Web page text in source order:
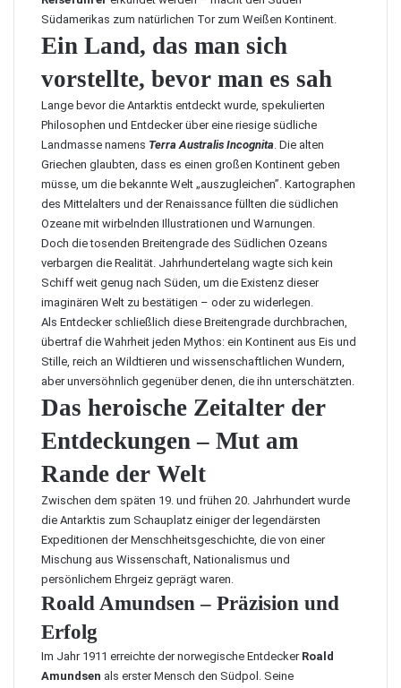
Südamerikas zum natürlichen Tor zum Weißen Kontinent.
Ein Land, das man sich
vorstellte, bevor man es sah
Lange bevor die Antarktis entdeckt wurde, spekulierten
Philosophen und Entdecker über eine riesige südliche
Landmasse namens Terra Australis Incognita. Die alten
Griechen glaubten, dass es einen großen Kontinent geben
müsse, um die bekannte Welt „auszugleichen”. Kartographen
des Mittelalters und der Renaissance füllten die südlichen
Ozeane mit wirbelnden Illustrationen und Warnungen.
Doch die tosenden Breitengrade des Südlichen Ozeans
verbargen die Realität. Jahrhundertelang wagte sich kein
Schiff weit genug nach Süden, um die Existenz dieser
imaginären Welt zu bestätigen – oder zu widerlegen.
Als Entdecker schließlich diese Breitengrade durchbrachen,
übertraf die Wahrheit jeden Mythos: ein Kontinent aus Eis und
Stille, reich an Wildtieren und wissenschaftlichen Wundern,
aber unversöhnlich gegenüber denen, die ihn unterschätzten.
Das heroische Zeitalter der
Entdeckungen – Mut am
Rande der Welt
Zwischen dem späten 19. und frühen 20. Jahrhundert wurde
die Antarktis zum Schauplatz einiger der legendärsten
Expeditionen der Menschheitsgeschichte, die von einer
Mischung aus Wissenschaft, Nationalismus und
persönlichem Ehrgeiz geprägt waren.
Roald Amundsen – Präzision und
Erfolg
Im Jahr 1911 erreichte der norwegische Entdecker Roald
Amundsen als erster Mensch den Südpol. Seine